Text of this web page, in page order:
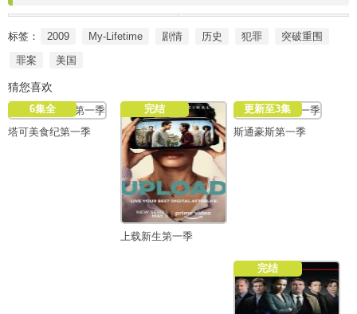
标签： 2009 My-Lifetime 剧情 历史 犯罪
突破重围
罪案
美国
猜您喜欢
6集全
塔可美食纪第一季
完结
上载新生第一季
更新至3集
斯通豪斯第一季
完结